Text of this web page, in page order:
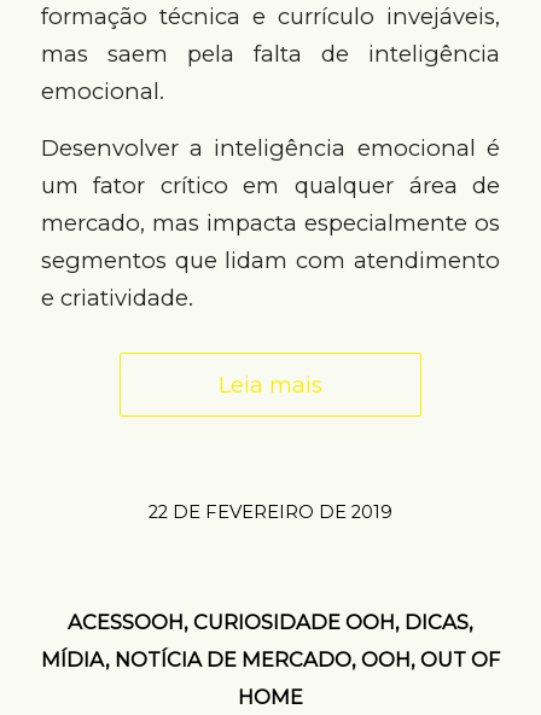
formação técnica e currículo invejáveis,
mas saem pela falta de inteligência
emocional.
Desenvolver a inteligência emocional é
um fator crítico em qualquer área de
mercado, mas impacta especialmente os
segmentos que lidam com atendimento
e criatividade.
Leia mais
22 DE FEVEREIRO DE 2019
ACESSOOH, CURIOSIDADE OOH, DICAS,
MÍDIA, NOTÍCIA DE MERCADO, OOH, OUT OF
HOME